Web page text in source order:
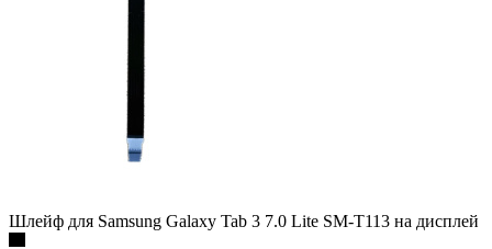
Шлейф для Samsung Galaxy Tab 3 7.0 Lite SM-T113 на дисплей